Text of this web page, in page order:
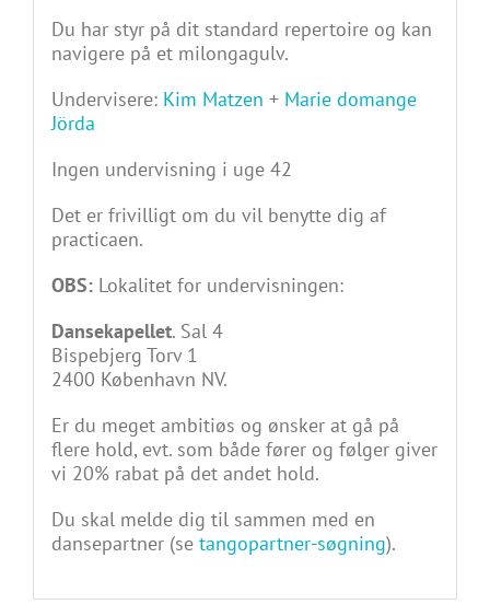
Du har styr på dit standard repertoire og kan
navigere på et milongagulv.
Undervisere: Kim Matzen + Marie domange
Jörda
Ingen undervisning i uge 42
Det er frivilligt om du vil benytte dig af
practicaen.
OBS:Lokalitet for undervisningen:
Dansekapellet. Sal 4
Bispebjerg Torv 1
2400 København NV.
Er du meget ambitiøs og ønsker at gå på
flere hold, evt. som både fører og følger giver
vi 20% rabat på det andet hold.
Du skal melde dig til sammen med en
dansepartner (se tangopartner-søgning).